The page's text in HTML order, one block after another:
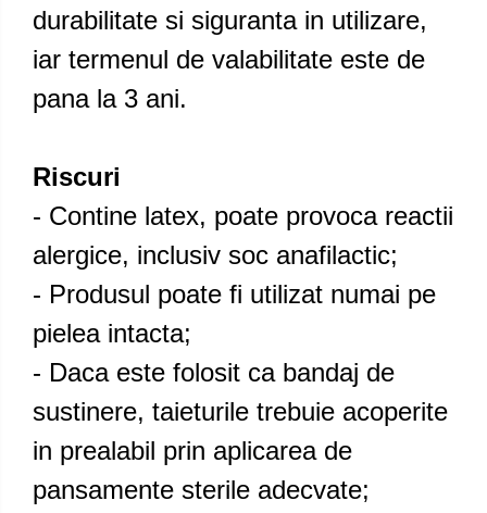
durabilitate si siguranta in utilizare,
iar termenul de valabilitate este de
pana la 3 ani.
Riscuri
- Contine latex, poate provoca reactii
alergice, inclusiv soc anafilactic;
- Produsul poate fi utilizat numai pe
pielea intacta;
- Daca este folosit ca bandaj de
sustinere, taieturile trebuie acoperite
in prealabil prin aplicarea de
pansamente sterile adecvate;